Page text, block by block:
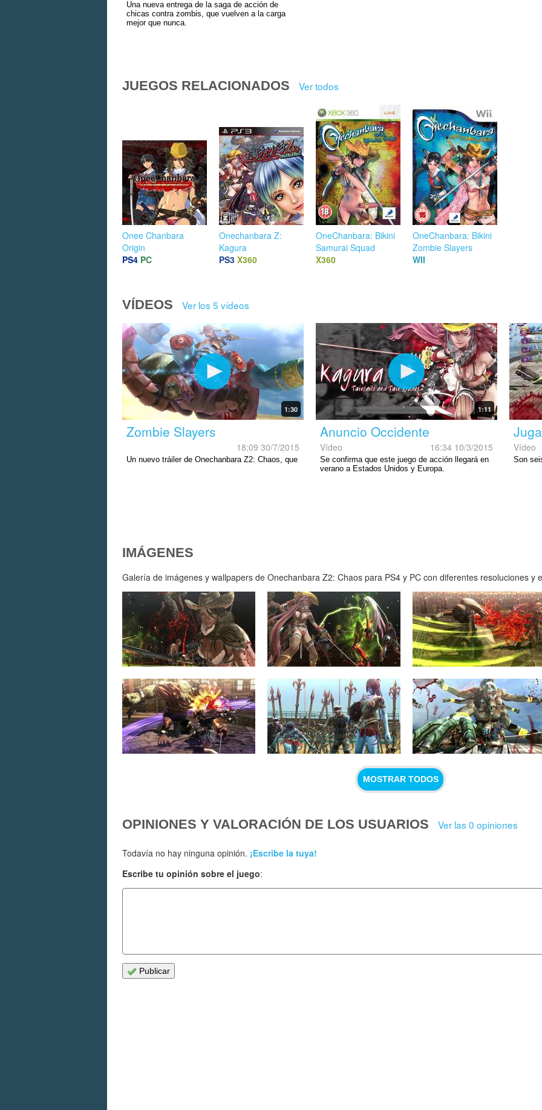
Una nueva entrega de la saga de acción de
chicas contra zombis, que vuelven a la carga
mejor que nunca.
JUEGOS RELACIONADOS Ver todos
Onee Chanbara
Origin
PS4 PC
Onechanbara Z:
Kagura
PS3 X360
OneChanbara: Bikini
Samurai Squad
X360
OneChanbara: Bikini
Zombie Slayers
WII
VÍDEOS Ver los 5 vídeos
1:30
Zombie Slayers
18:09 30/7/2015
Un nuevo tráiler de Onechanbara Z2: Chaos, que
1:11
Anuncio Occidente
Vídeo 16:34 10/3/2015
Se confirma que este juego de acción llegará en
verano a Estados Unidos y Europa.
Vídeo
Son
IMÁGENES
Galería de imágenes y wallpapers de Onechanbara Z2: Chaos para PS4 y PC con diferentes resoluciones y
MOSTRAR TODOS
OPINIONES Y VALORACIÓN DE LOS USUARIOS Ver las 0 opiniones
Todavía no hay ninguna opinión. ¡Escribe la tuya!
Escribe tu opinión sobre el juego:
Publicar